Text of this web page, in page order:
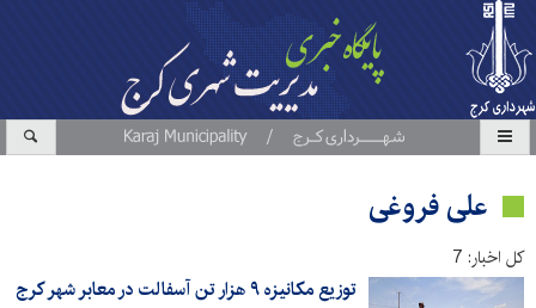
علی فروغی
کل اخبار: 7
توزیع مکانیزه ۹ هزار تن آسفالت در معابر شهر کرج